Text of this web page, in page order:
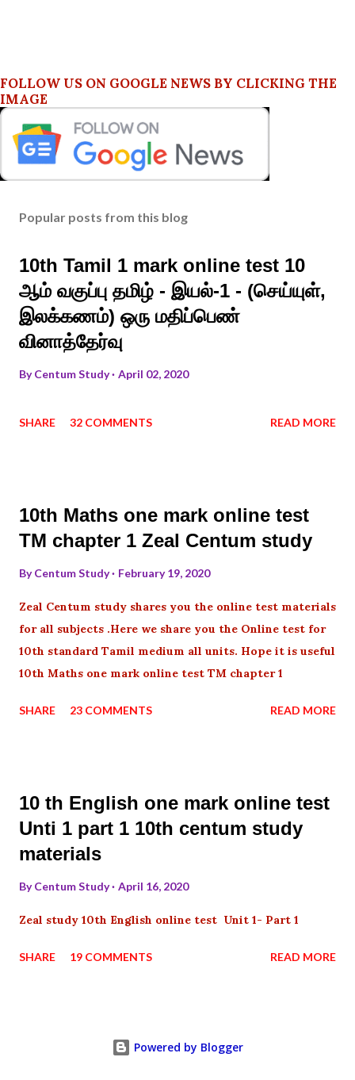
FOLLOW US ON GOOGLE NEWS BY CLICKING THE
IMAGE
Popular posts from this blog
10th Tamil 1 mark online test 10
ஆம் வகுப்பு தமிழ் - இயல்-1 - (செய்யுள்,
இலக்கணம்) ஒரு மதிப்பெண்
வினாத்தேர்வு
ByCentum Study April 02, 2020
SHARE 32 COMMENTS READ MORE
10th Maths one mark online test
TM chapter 1 Zeal Centum study
ByCentum Study February 19, 2020
Zeal Centum study shares you the online test materials
for all subjects .Here we share you the Online test for
10th standard Tamil medium all units. Hope it is useful
10th Maths one mark online test TM chapter 1
SHARE 23 COMMENTS READ MORE
10 th English one mark online test
Unti 1 part 1 10th centum study
materials
ByCentum Study April 16, 2020
Zeal study 10th English online test Unit 1- Part 1
SHARE 19 COMMENTS READ MORE
Powered by Blogger